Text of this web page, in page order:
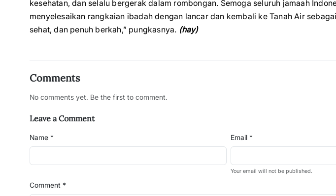
kesehatan, dan selalu bergerak dalam rombongan. Semoga seluruh jamaah
menyelesaikan rangkaian ibadah dengan lancar dan kembali ke Tanah Air
sehat, dan penuh berkah,” pungkasnya. (hay)
Comments
No comments yet. Be the first to comment.
Leave a Comment
Name * Email *
Your email will not be published.
Comment *